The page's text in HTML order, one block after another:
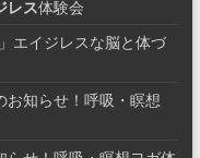
レス体験会
エイジレスな脳と体づ
お知らせ！呼吸・瞑想